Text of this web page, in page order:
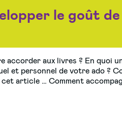
le goût de
accorder aux livres ? En quoi
et personnel de votre ado ?
article … Comment